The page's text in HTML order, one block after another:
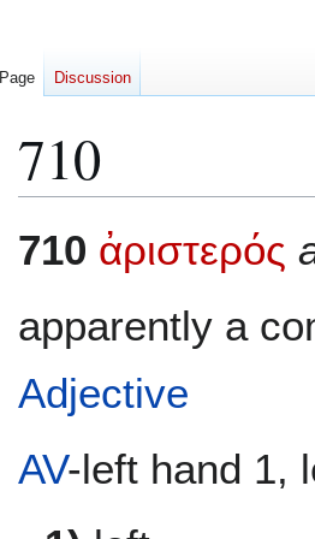
710
to
to
710 ἀριστερός
apparently a
Adjective
AV-left hand 1,
Page Discussion